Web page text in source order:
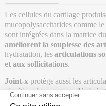
Les cellules du cartilage
mucopolysaccharides comme
sont intégrées dans la matrice
améliorent la souplesse des
hydratation, les articulations
et aux sollicitations.
Joint-x protège aussi les
sécrétion des enzymes
chondroïtine soulage les